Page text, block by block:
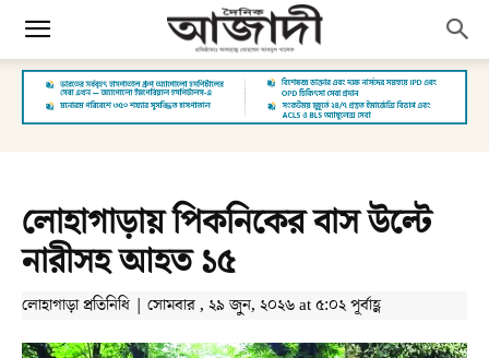
লোহাগাড়ায় পিকনিকের বাস উল্টে
নারীসহ আহত ১৫
লোহাগাড়া প্রতিনিধি | সোমবার , ২৯ জুন, ২০২৬ at ৫:০২ পূর্বাহ্ণ